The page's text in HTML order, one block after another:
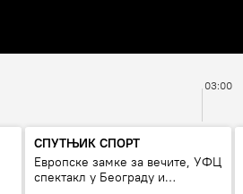
03:00
СПУТЊИК СПОРТ
Европске замке за вечите, УФЦ
спектакл у Београду и